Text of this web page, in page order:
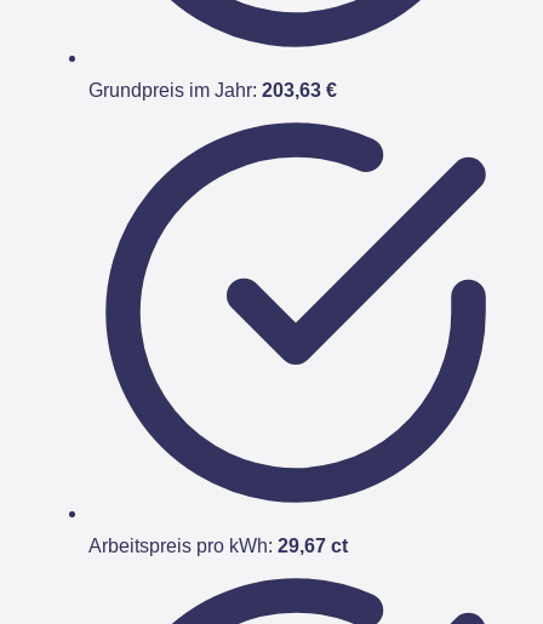
Grundpreis im Jahr: 203,63 €
Arbeitspreis pro kWh: 29,67 ct